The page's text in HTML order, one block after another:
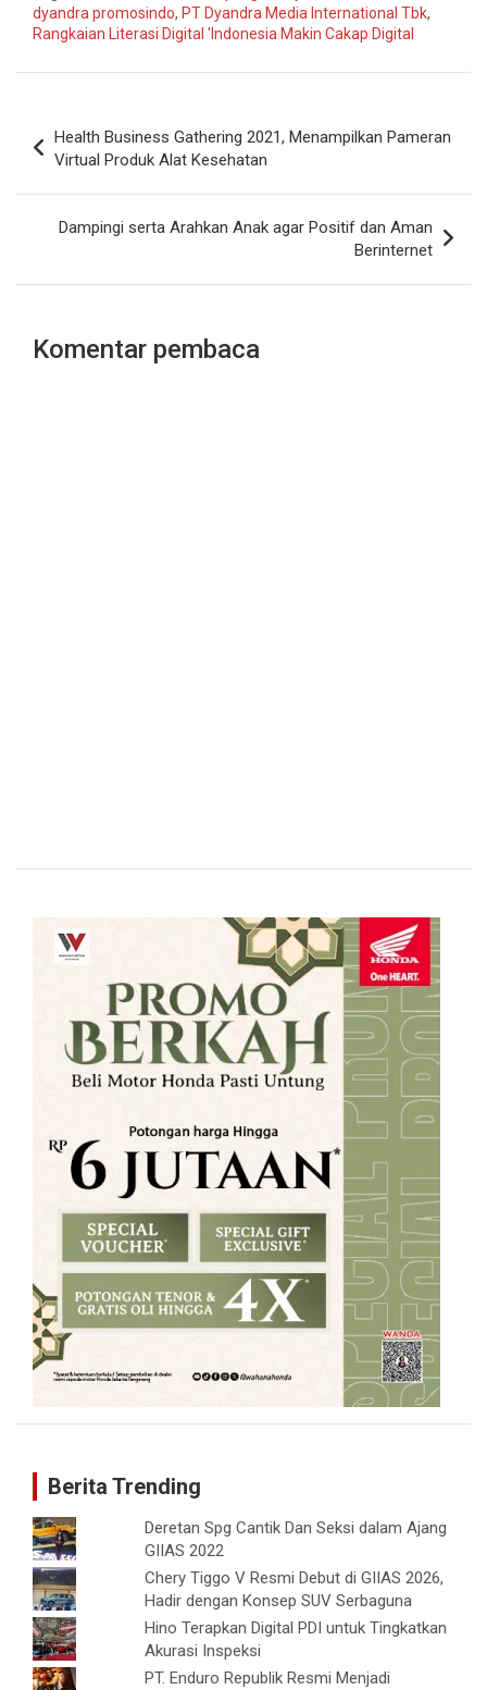
dyandra promosindo, PT Dyandra Media International Tbk,
Rangkaian Literasi Digital 'Indonesia Makin Cakap Digital
pos
Health Business Gathering 2021, Menampilkan Pameran
Virtual Produk Alat Kesehatan
Dampingi serta Arahkan Anak agar Positif dan Aman
Berinternet
Komentar pembaca
Berita Trending
Deretan Spg Cantik Dan Seksi dalam Ajang
GIIAS 2022
Chery Tiggo V Resmi Debut di GIIAS 2026,
Hadir dengan Konsep SUV Serbaguna
Hino Terapkan Digital PDI untuk Tingkatkan
Akurasi Inspeksi
PT. Enduro Republik Resmi Menjadi